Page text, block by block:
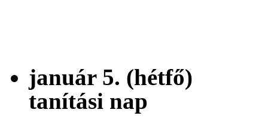
január 5.
tanítási nap